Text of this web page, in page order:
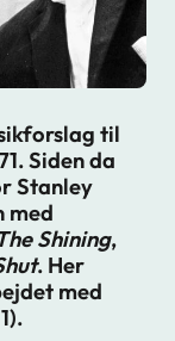
til
Siden da
Stanley
med
Shining,
. Her
med